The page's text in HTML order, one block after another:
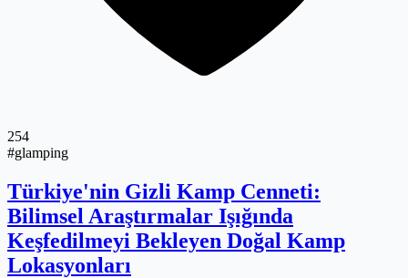
254
#glamping
Türkiye'nin Gizli Kamp Cenneti:
Bilimsel Araştırmalar Işığında
Keşfedilmeyi Bekleyen Doğal Kamp
Lokasyonları